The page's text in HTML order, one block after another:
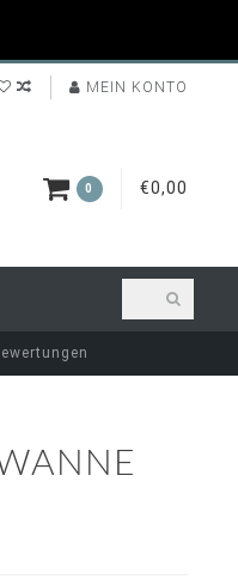
MEIN KONTO
0 €0,00